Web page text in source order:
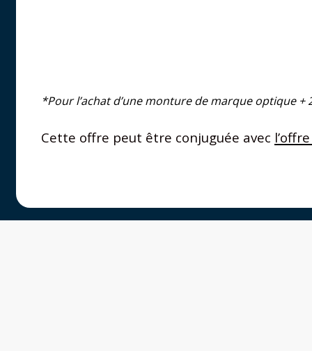
*Pour l’achat d’une monture de marque optique
Cette offre peut être conjuguée avec